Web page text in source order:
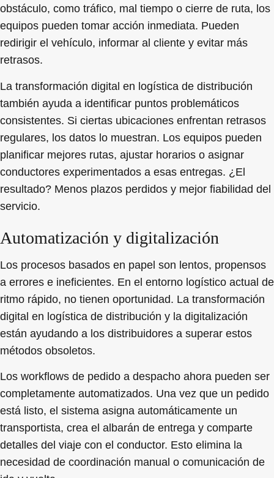
obstáculo, como tráfico, mal tiempo o cierre de ruta, los
equipos pueden tomar acción inmediata. Pueden
redirigir el vehículo, informar al cliente y evitar más
retrasos.
La transformación digital en logística de distribución
también ayuda a identificar puntos problemáticos
consistentes. Si ciertas ubicaciones enfrentan retrasos
regulares, los datos lo muestran. Los equipos pueden
planificar mejores rutas, ajustar horarios o asignar
conductores experimentados a esas entregas. ¿El
resultado? Menos plazos perdidos y mejor fiabilidad del
servicio.
Automatización y digitalización
Los procesos basados en papel son lentos, propensos
a errores e ineficientes. En el entorno logístico actual de
ritmo rápido, no tienen oportunidad. La transformación
digital en logística de distribución y la digitalización
están ayudando a los distribuidores a superar estos
métodos obsoletos.
Los workflows de pedido a despacho ahora pueden ser
completamente automatizados. Una vez que un pedido
está listo, el sistema asigna automáticamente un
transportista, crea el albarán de entrega y comparte
detalles del viaje con el conductor. Esto elimina la
necesidad de coordinación manual o comunicación de